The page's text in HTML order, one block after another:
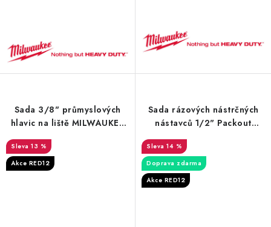
Sada 3/8" průmyslových
hlavic na liště MILWAUKEE
13 %
Akce RED12
Sada rázových nástrčných
nástavců 1/2" Packout
prodloužené (16 ks)
14 %
Doprava zdarma
Akce RED12